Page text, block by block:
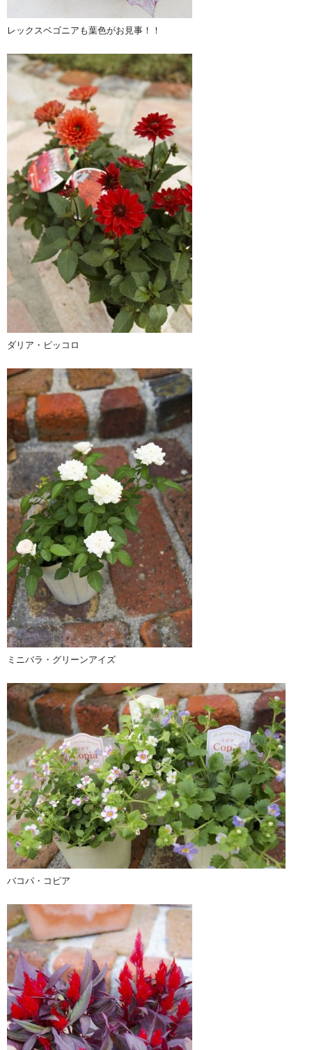
レックスベゴニアも葉色がお見事！！
ダリア・ピッコロ
ミニバラ・グリーンアイズ
バコパ・コピア